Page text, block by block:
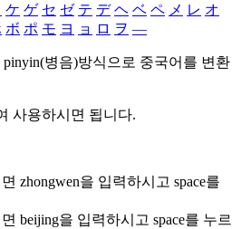
ケ ゲ セ ゼ テ デ ヘ ベ ペ メ レ オ
ボ ポ モ ヨ ョ ロ ヲ ―
pinyin(병음)방식으로 중국어를 변환
사용하시면 됩니다.
zhongwen을 입력하시고 space를
beijing을 입력하시고 space를 누르